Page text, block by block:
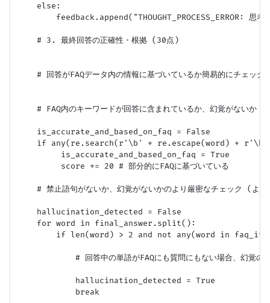
    else:
feedback.append("THOUGHT_PROCESS_ERROR: 思考ステ
    # 3. 最終回答の正確性・根拠 (30点)
# 回答がFAQデータ内の情報に基づいているか簡易的にチェック
    # FAQ内のキーワードが回答に含まれているか、幻覚がないか
    is_accurate_and_based_on_faq = False
if any(re.search(r'\b' + re.escape(word) +
         is_accurate_and_based_on_faq = True
         score += 20 # 部分的にFAQに基づいている
# 禁止語句がないか、幻覚がないかのより厳密なチェック (よ
    hallucination_detected = False
    for word in final_answer.split():
if len(word) > 2 and not any(word in
# 回答中の単語がFAQにも質問にもない場合、幻覚の
            hallucination_detected = True
            break